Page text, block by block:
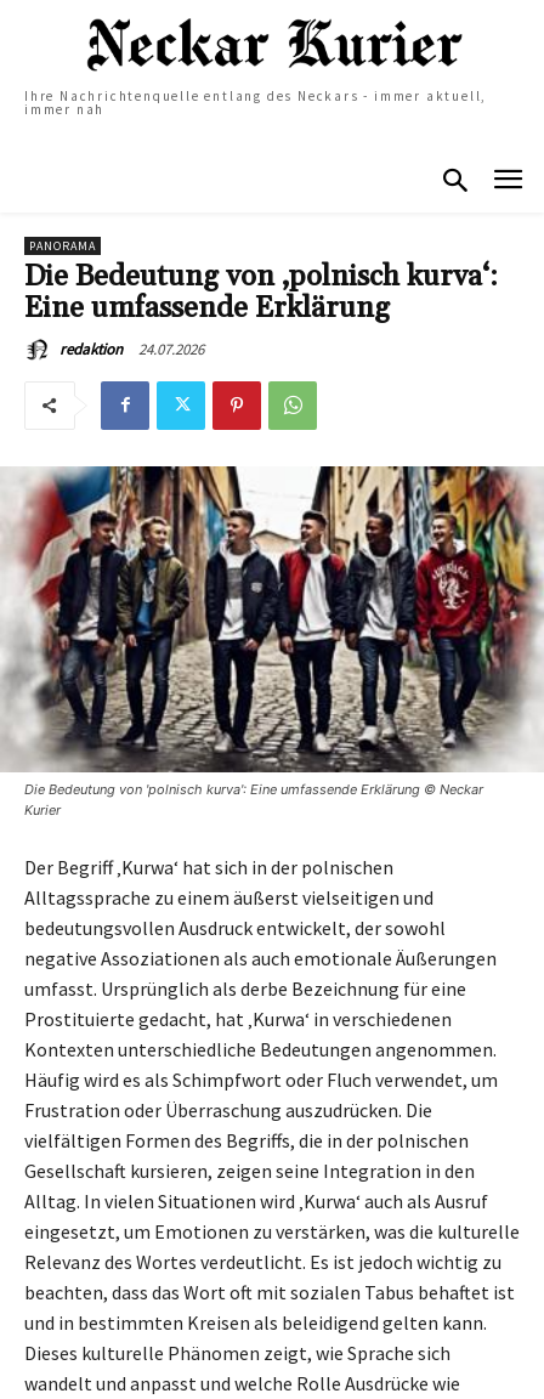
Ihre Nachrichtenquelle entlang des Neckars - immer aktuell,
immer nah
PANORAMA
Die Bedeutung von ‚polnisch kurva‘:
Eine umfassende Erklärung
redaktion 24.07.2026
Die Bedeutung von 'polnisch kurva': Eine umfassende Erklärung © Neckar
Kurier
Der Begriff ‚Kurwa‘ hat sich in der polnischen
Alltagssprache zu einem äußerst vielseitigen und
bedeutungsvollen Ausdruck entwickelt, der sowohl
negative Assoziationen als auch emotionale Äußerungen
umfasst. Ursprünglich als derbe Bezeichnung für eine
Prostituierte gedacht, hat ‚Kurwa‘ in verschiedenen
Kontexten unterschiedliche Bedeutungen angenommen.
Häufig wird es als Schimpfwort oder Fluch verwendet, um
Frustration oder Überraschung auszudrücken. Die
vielfältigen Formen des Begriffs, die in der polnischen
Gesellschaft kursieren, zeigen seine Integration in den
Alltag. In vielen Situationen wird ‚Kurwa‘ auch als Ausruf
eingesetzt, um Emotionen zu verstärken, was die kulturelle
Relevanz des Wortes verdeutlicht. Es ist jedoch wichtig zu
beachten, dass das Wort oft mit sozialen Tabus behaftet ist
und in bestimmten Kreisen als beleidigend gelten kann.
Dieses kulturelle Phänomen zeigt, wie Sprache sich
wandelt und anpasst und welche Rolle Ausdrücke wie